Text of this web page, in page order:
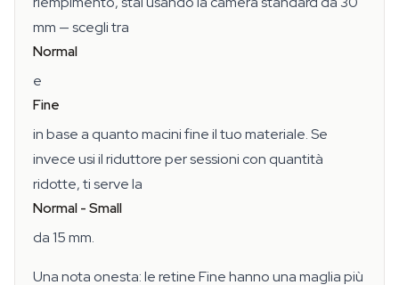
mm — scegli tra
Normal
e
Fine
in base a quanto macini fine il tuo materiale. Se
invece usi il riduttore per sessioni con quantità
ridotte, ti serve la
Normal - Small
da 15 mm.
Una nota onesta: le retine Fine hanno una maglia più